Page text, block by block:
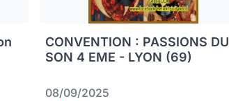
CONVENTION : PASSIONS DU
SON 4 EME - LYON (69)
08/09/2025